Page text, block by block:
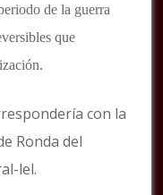
de la guerra
que
con la
Ronda del
lel.